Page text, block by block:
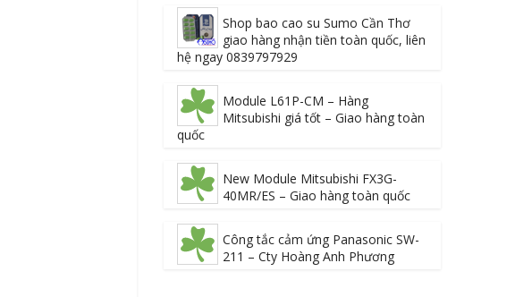
Shop bao cao su Sumo Cần Thơ
giao hàng nhận tiền toàn quốc, liên
hệ ngay 0839797929
Module L61P-CM – Hàng
Mitsubishi giá tốt – Giao hàng toàn
quốc
New Module Mitsubishi FX3G-
40MR/ES – Giao hàng toàn quốc
Công tắc cảm ứng Panasonic SW-
211 – Cty Hoàng Anh Phương